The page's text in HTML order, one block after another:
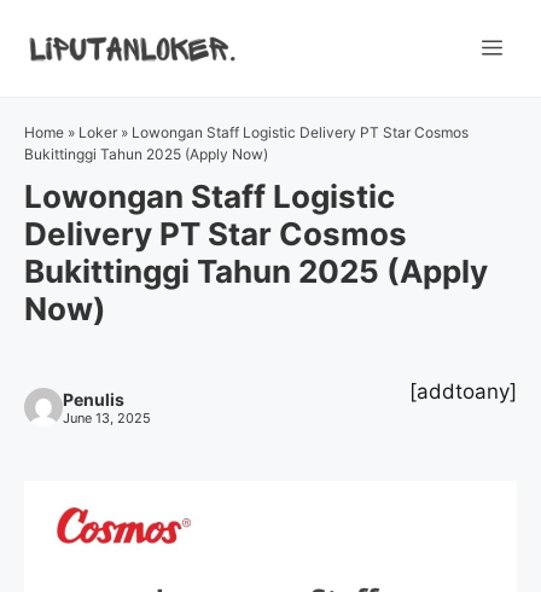
Home » Loker » Lowongan Staff Logistic Delivery PT Star Cosmos
Bukittinggi Tahun 2025 (Apply Now)
Lowongan Staff Logistic
Delivery PT Star Cosmos
Bukittinggi Tahun 2025 (Apply
Now)
Penulis
June 13, 2025
[addtoany]